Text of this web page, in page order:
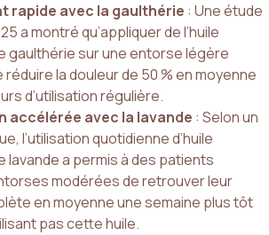
rapide avec la gaulthérie : Une étude
a montré qu’appliquer de l’huile
gaulthérie sur une entorse légère
la douleur de 50 % en moyenne
d’utilisation régulière.
accélérée avec la lavande : Selon un
l’utilisation quotidienne d’huile
lavande a permis à des patients
modérées de retrouver leur
en moyenne une semaine plus tôt
pas cette huile.